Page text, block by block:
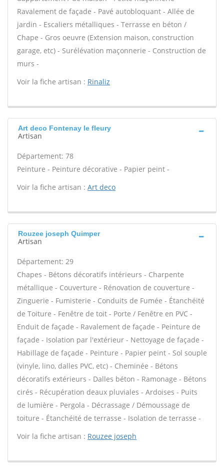
Ravalement de façade - Pavé autobloquant - Allée de
jardin - Escaliers métalliques - Terrasse en béton /
Chape - Gros oeuvre (Extension maison, construction
garage, etc) - Surélévation maçonnerie - Construction de
murs -
Voir la fiche artisan : Rinaliz
Art deco Fontenay le fleury
Artisan
Département: 78
Peinture - Peinture décorative - Papier peint -
Voir la fiche artisan : Art deco
Rouzee joseph Quimper
Artisan
Département: 29
Chapes - Bétons décoratifs intérieurs - Charpente
métallique - Couverture - Rénovation de couverture -
Zinguerie - Fumisterie - Conduits de Fumée - Étanchéité
de Toiture - Fenêtre de toit - Porte / Fenêtre en PVC -
Enduit de façade - Ravalement de façade - Peinture de
façade - Isolation par l'extérieur - Nettoyage de façade -
Habillage de façade - Peinture - Papier peint - Sol souple
(vinyle, lino, dalles PVC, etc) - Cheminée - Bétons
décoratifs extérieurs - Dalles béton - Ramonage - Bétons
cirés - Récupération deaux pluviales - Ardoises - Puits
de lumière - Pergola - Décrassage / Démoussage de
toiture - Étanchéité de terrasse - Isolation de terrasse -
Voir la fiche artisan : Rouzee joseph